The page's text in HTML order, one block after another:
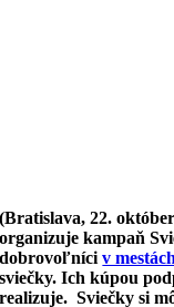
(Bratislava, 22.
organizuje kampaň
dobrovoľníciv
sviečky. Ich kúpou
realizuje. Sviečky si